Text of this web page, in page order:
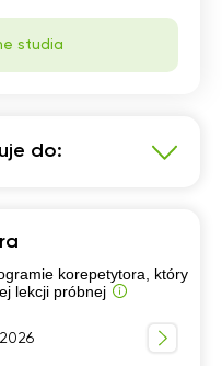
studia
do:
korepetytora, który
lekcji próbnej